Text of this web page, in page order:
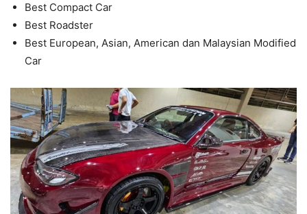
Best Compact Car
Best Roadster
Best European, Asian, American dan Malaysian Modified
Car